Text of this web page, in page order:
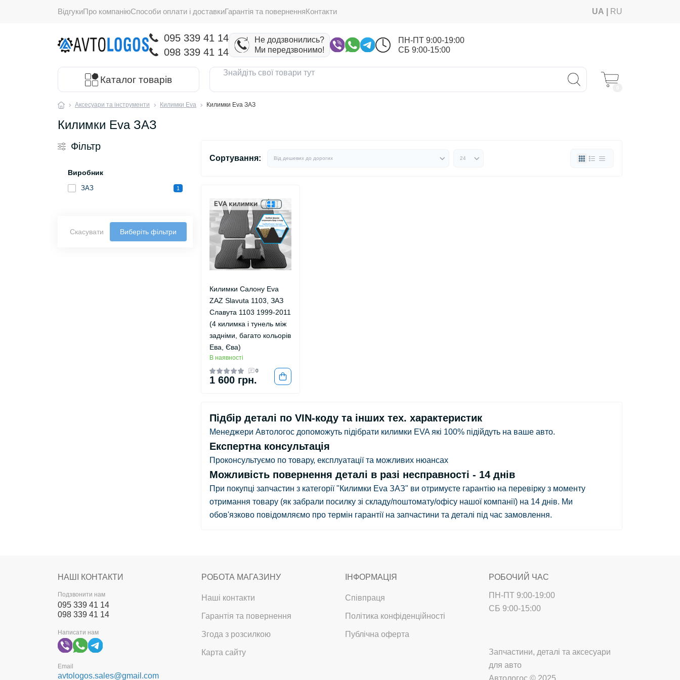
ВідгукиПро компаніюСпособи оплати і доставкиГарантія та поверненняКонтакти UA RU
095 339 41 14
098 339 41 14
Не додзвонились?
Ми передзвонимо!
ПН-ПТ 9:00-19:00
СБ 9:00-15:00
Каталог товарів
Аксесуари та інструменти Килимки Eva Килимки Eva ЗАЗ
Килимки Eva ЗАЗ
Фільтр
Виробник
ЗАЗ 1
Скасувати Виберіть фільтри
Сортування:
Килимки Салону Eva
ZAZ Slavuta 1103, ЗАЗ
Славута 1103 1999-2011
(4 килимка і тунель між
задніми, багато кольорів
Ева, Єва)
В наявності
0
1 600 грн.
Підбір деталі по VIN-коду та інших тех. характеристик
Менеджери Автологос допоможуть підібрати килимки EVA які 100% підійдуть на ваше авто.
Експертна консультація
Проконсультуємо по товару, експлуатації та можливих нюансах
Можливість повернення деталі в разі несправності - 14 днів
При покупці запчастин з категорії "Килимки Eva ЗАЗ" ви отримуєте гарантію на перевірку з моменту
отримання товару (як забрали посилку зі складу/поштомату/офісу нашої компанії) на 14 днів. Ми
обов'язково повідомляємо про термін гарантії на запчастини та деталі під час замовлення.
НАШІ КОНТАКТИ
Подзвонити нам
095 339 41 14
098 339 41 14
Написати нам
Email
avtologos.sales@gmail.com
РОБОТА МАГАЗИНУ
Наші контакти
Гарантія та повернення
Згода з розсилкою
Карта сайту
ІНФОРМАЦІЯ
Співпраця
Політика конфіденційності
Публічна оферта
РОБОЧИЙ ЧАС
ПН-ПТ 9:00-19:00
СБ 9:00-15:00
Запчастини, деталі та аксесуари
для авто